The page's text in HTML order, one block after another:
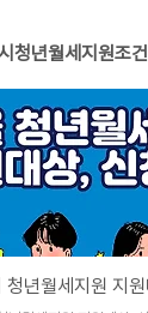
청년월세지원조건